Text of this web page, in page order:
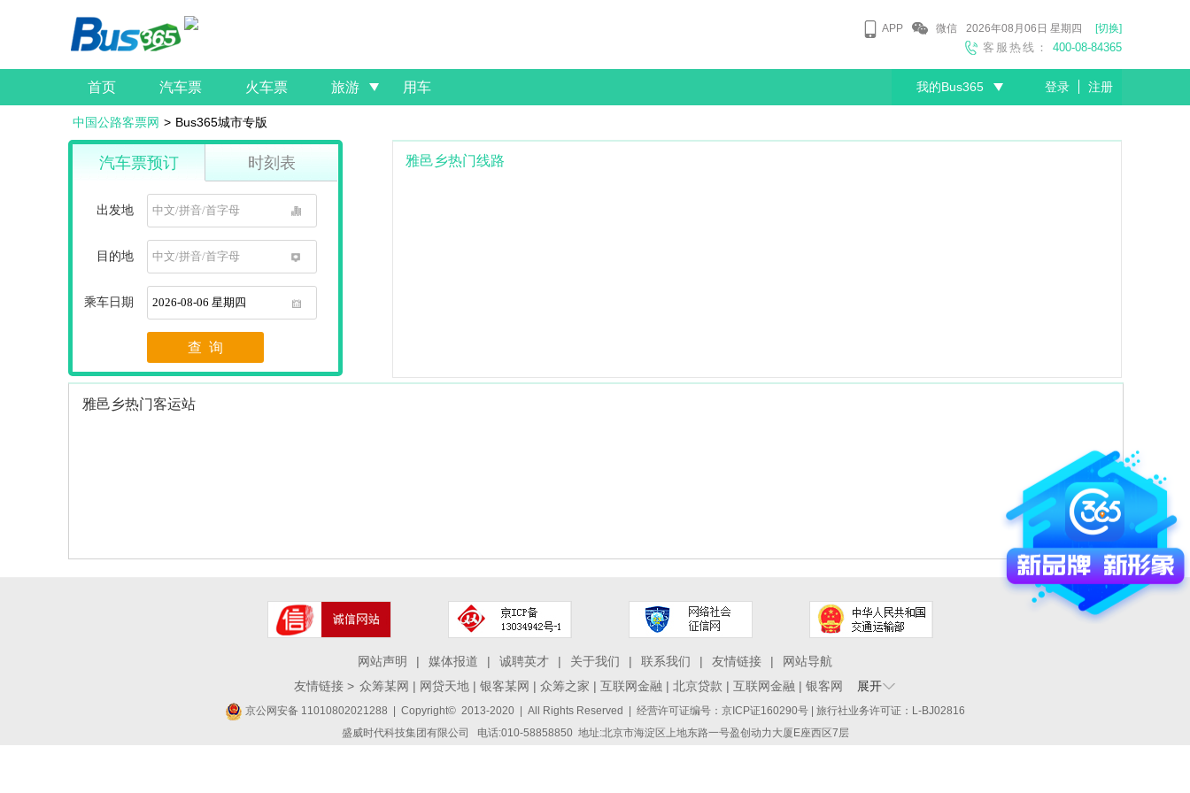
APP 微信 2026年08月06日 星期四 [切换]
客服热线： 400-08-84365
首页 汽车票 火车票 旅游 用车 我的Bus365 登录 注册
中国公路客票网 > Bus365城市专版
汽车票预订 时刻表
出发地
目的地
1
乘车日期
1
查 询
雅邑乡热门线路
雅邑乡热门客运站
网站声明 | 媒体报道 | 诚聘英才 | 关于我们 | 联系我们 | 友情链接 |
网站导航
友情链接 > 众筹某网 | 网贷天地 | 银客某网 | 众筹之家 | 互联网金融 | 北京贷款 | 互联网金融 | 银客网 展开
京公网安备 11010802021288 | Copyright© 2013-2020 | All Rights Reserved | 经营许可证编号：京ICP证160290号 | 旅行社业务许可证：L-BJ02816
盛威时代科技集团有限公司 电话:010-58858850 地址:北京市海淀区上地东路一号盈创动力大厦E座西区7层